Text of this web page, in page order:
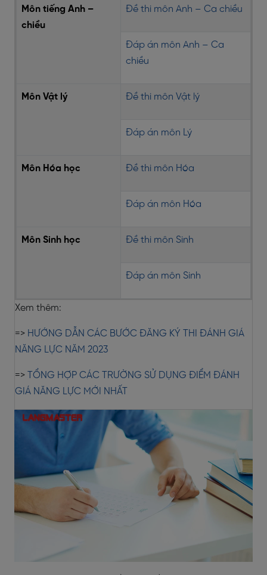
Môn tiếng Anh –
chiều
Đề thi môn Anh – Ca chiều
Đáp án môn Anh – Ca
chiều
Môn Vật lý Đề thi môn Vật lý
Đáp án môn Lý
Môn Hóa học Đề thi môn Hóa
Đáp án môn Hóa
Môn Sinh học Đề thi môn Sinh
Đáp án môn Sinh
Xem thêm:
=> HƯỚNG DẪN CÁC BƯỚC ĐĂNG KÝ THI ĐÁNH GIÁ
NĂNG LỰC NĂM 2023
=>
TỔNG HỢP CÁC TRƯỜNG SỬ DỤNG ĐIỂM ĐÁNH
GIÁ NĂNG LỰC MỚI NHẤT